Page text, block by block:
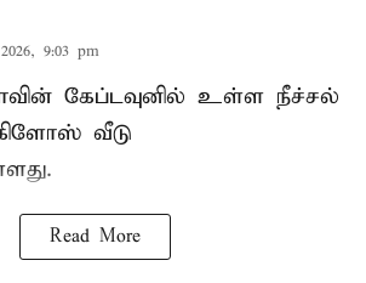
9:03 pm
கேப்டவுனில் உள்ள நீச்சல்
வீடு
Read More